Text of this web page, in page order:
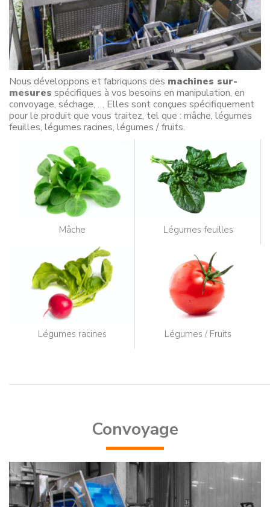
Nous développons et fabriquons des machines sur-
mesures spécifiques à vos besoins en manipulation, en
convoyage, séchage, … Elles sont conçues spécifiquement
pour le produit que vous traitez, tel que : mâche, légumes
feuilles, légumes racines, légumes / fruits.
Mâche Légumes feuilles
Légumes racines Légumes / Fruits
Convoyage